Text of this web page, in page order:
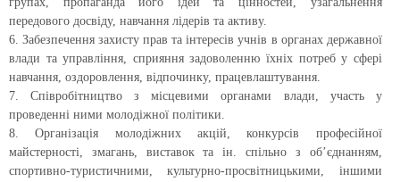
передового досвіду, навчання лідерів та активу.
6. Забезпечення захисту прав та інтересів учнів в органах державної
влади та управління, сприяння задоволенню їхніх потреб у сфері
навчання, оздоровлення, відпочинку, працевлаштування.
7. Співробітництво з місцевими органами влади, участь у
проведенні ними молодіжної політики.
8. Організація молодіжних акцій, конкурсів професійної
майстерності, змагань, виставок та ін. спільно з об’єднанням,
спортивно-туристичними, культурно-просвітницькими, іншими